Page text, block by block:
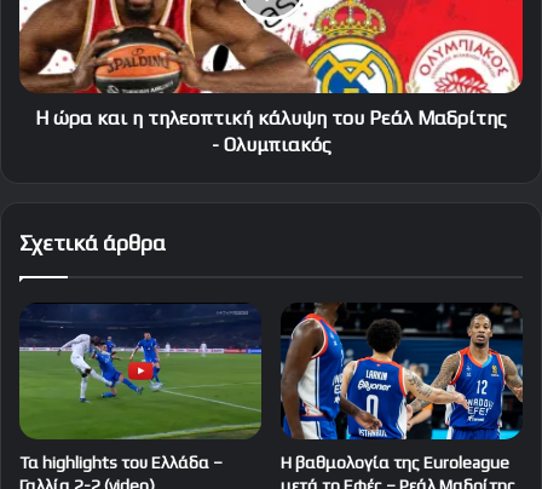
κάλυψη
του
Ρεάλ
Μαδρίτης
Η ώρα και η τηλεοπτική κάλυψη του Ρεάλ Μαδρίτης
- Ολυμπιακός
Σχετικά άρθρα
Τα highlights του Ελλάδα –
Η βαθμολογία της Euroleague